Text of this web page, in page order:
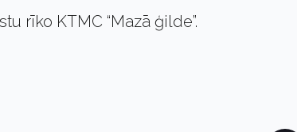
rīko KTMC “Mazā ģilde”.